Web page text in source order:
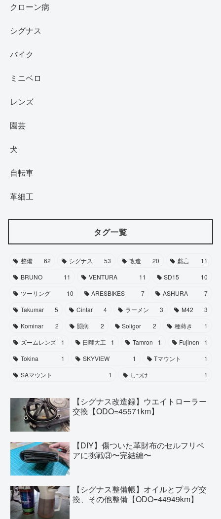
クローン病
シグナス
バイク
ミニベロ
レンズ
園芸
犬
自転車
革細工
タグ一覧
整備 62 シグナス 53 改造 20 戯言
11
BRUNO
11 VENTURA 11 SD15
10
ツーリング
10 ARESBIKES 7 ASHURA
7
Takumar
5 Cintar 4 ラーメン 3 M42
3
Kominar
2 闘病 2 Soligor 2 種蒔き
1
ズームレンズ
1 日曜大工 1 Tamron 1 Fujinon
1
Tokina
1 SKYVIEW 1 Tマウント
1
SAマウント
1 しつけ 1
【シグナス改造録】ウエイトローラー
交換【ODO=45571km】
【DIY】傷ついた革財布のセルフリペ
アに挑戦③〜完結編〜
【シグナス整備帳】オイルとプラグ交
換、その他整備【ODO=44949km】